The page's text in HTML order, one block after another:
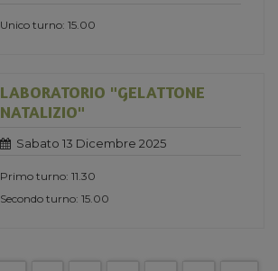
Unico turno: 15.00
LABORATORIO "GELATTONE
NATALIZIO"
Sabato 13 Dicembre 2025
Primo turno: 11.30
Secondo turno: 15.00